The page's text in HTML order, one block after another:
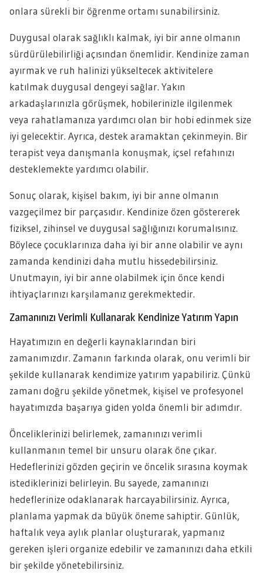
onlara sürekli bir öğrenme ortamı sunabilirsiniz.
Duygusal olarak sağlıklı kalmak, iyi bir anne olmanın
sürdürülebilirliği açısından önemlidir. Kendinize zaman
ayırmak ve ruh halinizi yükseltecek aktivitelere
katılmak duygusal dengeyi sağlar. Yakın
arkadaşlarınızla görüşmek, hobilerinizle ilgilenmek
veya rahatlamanıza yardımcı olan bir hobi edinmek size
iyi gelecektir. Ayrıca, destek aramaktan çekinmeyin. Bir
terapist veya danışmanla konuşmak, içsel refahınızı
desteklemekte yardımcı olabilir.
Sonuç olarak, kişisel bakım, iyi bir anne olmanın
vazgeçilmez bir parçasıdır. Kendinize özen göstererek
fiziksel, zihinsel ve duygusal sağlığınızı korumalısınız.
Böylece çocuklarınıza daha iyi bir anne olabilir ve aynı
zamanda kendinizi daha mutlu hissedebilirsiniz.
Unutmayın, iyi bir anne olabilmek için önce kendi
ihtiyaçlarınızı karşılamanız gerekmektedir.
Zamanınızı Verimli Kullanarak Kendinize Yatırım Yapın
Hayatımızın en değerli kaynaklarından biri
zamanımızdır. Zamanın farkında olarak, onu verimli bir
şekilde kullanarak kendimize yatırım yapabiliriz. Çünkü
zamanı doğru şekilde yönetmek, kişisel ve profesyonel
hayatımızda başarıya giden yolda önemli bir adımdır.
Önceliklerinizi belirlemek, zamanınızı verimli
kullanmanın temel bir unsuru olarak öne çıkar.
Hedeflerinizi gözden geçirin ve öncelik sırasına koymak
istediklerinizi belirleyin. Bu sayede, zamanınızı
hedeflerinize odaklanarak harcayabilirsiniz. Ayrıca,
planlama yapmak da büyük öneme sahiptir. Günlük,
haftalık veya aylık planlar oluşturarak, yapmanız
gereken işleri organize edebilir ve zamanınızı daha etkili
bir şekilde yönetebilirsiniz.